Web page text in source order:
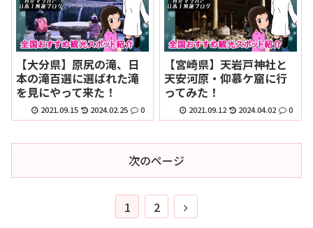
【大分県】原尻の滝、日
本の滝百選に選ばれた滝
を見にやって来た！
2021.09.15 2024.02.25 0
【宮崎県】天岩戸神社と
天安河原・仰慕ケ窟に行
ってみた！
2021.09.12 2024.04.02 0
次のページ
1 2